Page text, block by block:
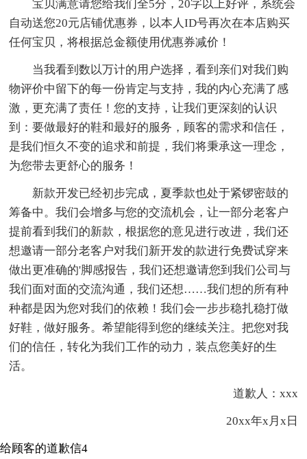
宝贝满意请您给我们全5分，20字以上好评，系统会
自动送您20元店铺优惠券，以本人ID号再次在本店购买
任何宝贝，将根据总金额使用优惠券减价！
当我看到数以万计的用户选择，看到亲们对我们购
物评价中留下的每一份肯定与支持，我的内心充满了感
激，更充满了责任！您的支持，让我们更深刻的认识
到：要做最好的鞋和最好的服务，顾客的需求和信任，
是我们恒久不变的追求和前提，我们将秉承这一理念，
为您带去更舒心的服务！
新款开发已经初步完成，夏季款也处于紧锣密鼓的
筹备中。我们会增多与您的交流机会，让一部分老客户
提前看到我们的新款，根据您的意见进行改进，我们还
想邀请一部分老客户对我们新开发的款进行免费试穿来
做出更准确的'脚感报告，我们还想邀请您到我们公司与
我们面对面的交流沟通，我们还想……我们想的所有种
种都是因为您对我们的依赖！我们会一步步稳扎稳打做
好鞋，做好服务。希望能得到您的继续关注。把您对我
们的信任，转化为我们工作的动力，装点您美好的生
活。
道歉人：xxx
20xx年x月x日
给顾客的道歉信4